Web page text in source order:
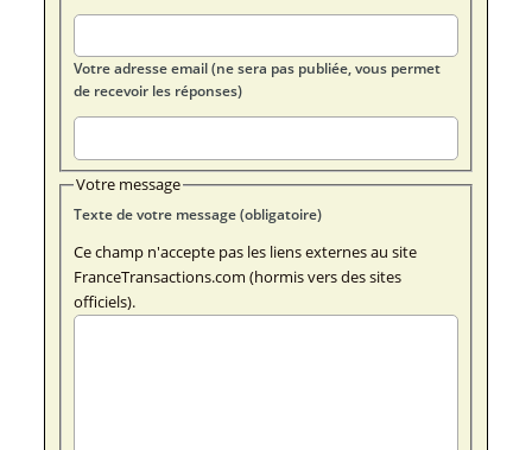
Votre adresse email (ne sera pas publiée, vous permet
de recevoir les réponses)
Votre message
Texte de votre message (obligatoire)
Ce champ n'accepte pas les liens externes au site
FranceTransactions.com (hormis vers des sites
officiels).